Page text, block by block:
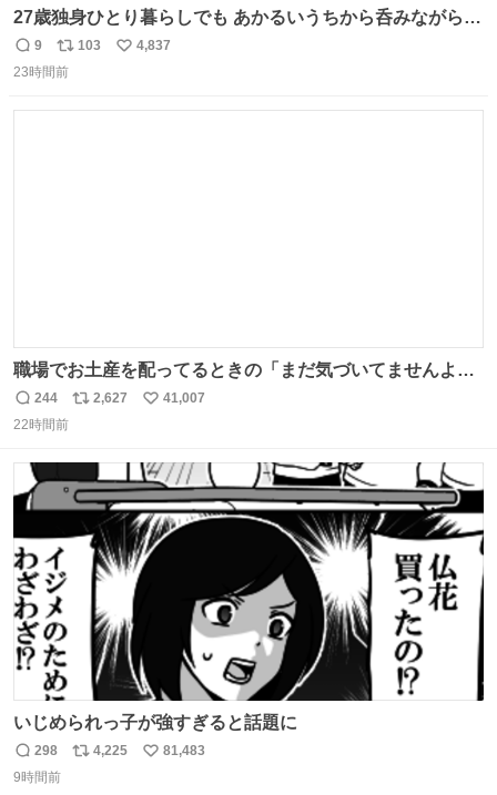
27歳独身ひとり暮らしでも あかるいうちから呑みながらキ
返
信
9
リ
ポ
103
い
4,837
23時間前
職場でお土産を配ってるときの「まだ気づいてませんよ」
的な演技が毎回シンドい。
返
信
244
リ
ト
数
2,627
い
数
41,007
22時間前
いじめられっ子が強すぎると話題に
返
信
298
リ
4,225
い
81,483
9時間前